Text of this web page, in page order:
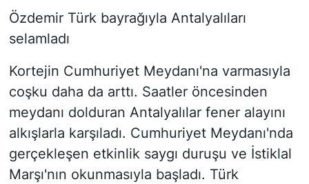
Özdemir Türk bayrağıyla Antalyalıları
selamladı
Kortejin Cumhuriyet Meydanı'na varmasıyla
coşku daha da arttı. Saatler öncesinden
meydanı dolduran Antalyalılar fener alayını
alkışlarla karşıladı. Cumhuriyet Meydanı'nda
gerçekleşen etkinlik saygı duruşu ve İstiklal
Marşı'nın okunmasıyla başladı. Türk